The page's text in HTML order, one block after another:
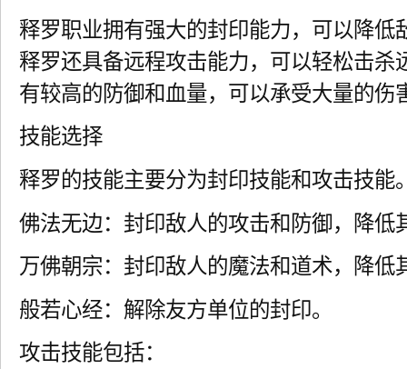
释罗职业拥有强大的封印能力，可以降低
释罗还具备远程攻击能力，可以轻松击杀
有较高的防御和血量，可以承受大量的伤
技能选择
释罗的技能主要分为封印技能和攻击技能
佛法无边：封印敌人的攻击和防御，降低
万佛朝宗：封印敌人的魔法和道术，降低
般若心经：解除友方单位的封印。
攻击技能包括：